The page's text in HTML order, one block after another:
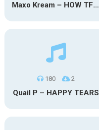
Maxo Kream – HOW TF I’M LUCKY
180 2
Quail P – HAPPY TEARS